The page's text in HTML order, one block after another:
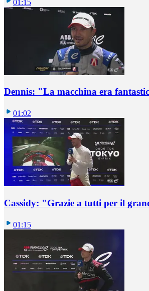
01:15
Dennis: "La macchina era
01:02
Cassidy: "Grazie a tutti per il
01:15